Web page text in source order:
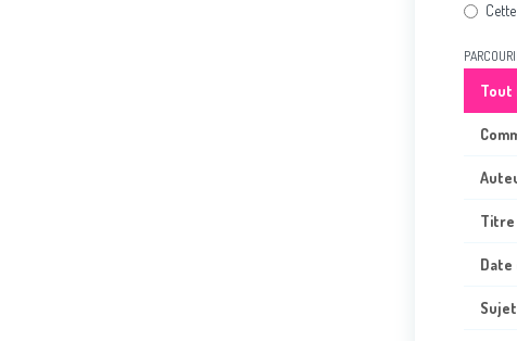
Tout
Titre
Date
Sujet